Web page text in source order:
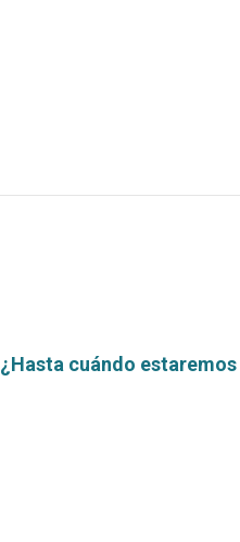
¿Hasta cuándo estaremos